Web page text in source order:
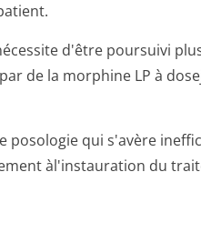
d'être poursuivi
de la morphine LP à
posologie qui s'avère
àl'instauration du